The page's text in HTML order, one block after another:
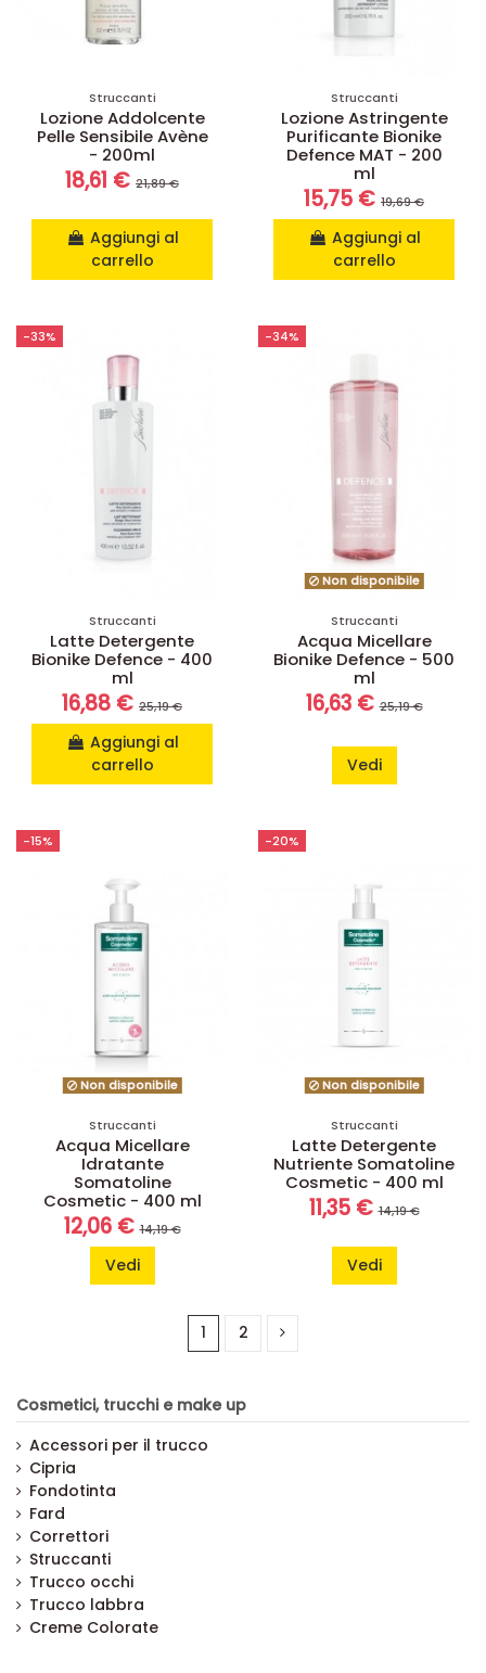
Struccanti
Lozione Addolcente
Pelle Sensibile Avène
- 200ml
18,61 € 21,89 €
Aggiungi al
carrello
Struccanti
Lozione Astringente
Purificante Bionike
Defence MAT - 200
ml
15,75 € 19,69 €
Aggiungi al
carrello
-33%
Struccanti
Latte Detergente
Bionike Defence - 400
ml
16,88 € 25,19 €
Aggiungi al
carrello
-34%
Non disponibile
Struccanti
Acqua Micellare
Bionike Defence - 500
ml
16,63 €25,19 €
Vedi
-15%
Non disponibile
Struccanti
Acqua Micellare
Idratante
Somatoline
Cosmetic - 400 ml
12,06 €14,19 €
Vedi
-20%
Non disponibile
Struccanti
Latte Detergente
Nutriente Somatoline
Cosmetic - 400 ml
11,35 €14,19 €
Vedi
1 2
Cosmetici, trucchi e make up
Accessori per il trucco
Cipria
Fondotinta
Fard
Correttori
Struccanti
Trucco occhi
Trucco labbra
Creme Colorate